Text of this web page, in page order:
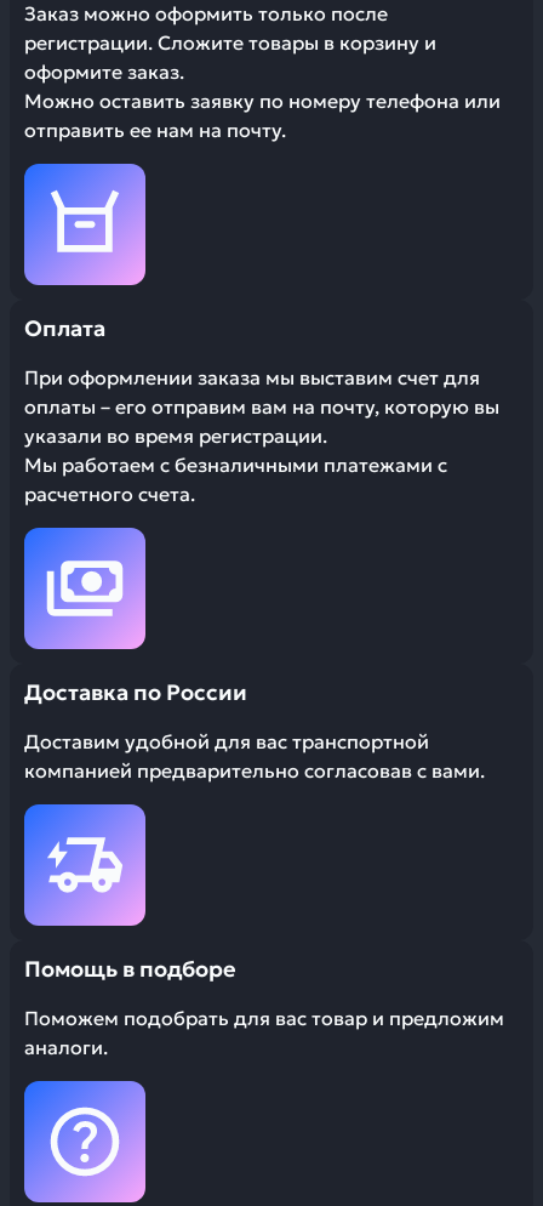
Заказ можно оформить только после
регистрации. Сложите товары в корзину и
оформите заказ.
Можно оставить заявку по номеру телефона или
отправить ее нам на почту.
Оплата
При оформлении заказа мы выставим счет для
оплаты – его отправим вам на почту, которую вы
указали во время регистрации.
Мы работаем с безналичными платежами с
расчетного счета.
Доставка по России
Доставим удобной для вас транспортной
компанией предварительно согласовав с вами.
Помощь в подборе
Поможем подобрать для вас товар и предложим
аналоги.